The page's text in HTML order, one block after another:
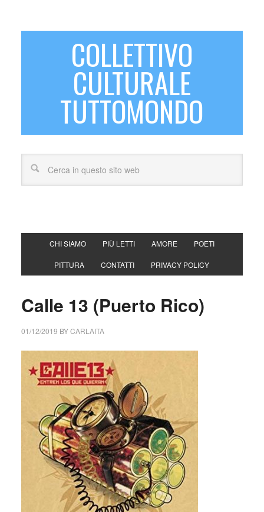
COLLETTIVO
CULTURALE
TUTTOMONDO
CHI SIAMO PIÙ LETTI AMORE POETI
PITTURA CONTATTI PRIVACY POLICY
Calle 13 (Puerto Rico)
01/12/2019 BYCARLAITA